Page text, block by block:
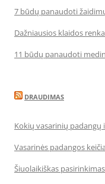
7 būdų panaudoti
Dažniausios klaidos
11 būdų panaudoti
DRAUDIMAS
Kokių vasarinių padangų
Vasarinės padangos
Šiuolaikiškas